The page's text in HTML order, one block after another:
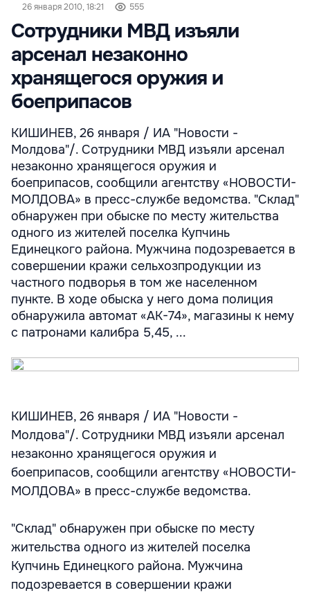
26 января 2010, 18:21 555
Сотрудники МВД изъяли
арсенал незаконно
хранящегося оружия и
боеприпасов
КИШИНЕВ, 26 января / ИА "Новости -
Молдова"/. Сотрудники МВД изъяли арсенал
незаконно хранящегося оружия и
боеприпасов, сообщили агентству «НОВОСТИ-
МОЛДОВА» в пресс-службе ведомства. "Склад"
обнаружен при обыске по месту жительства
одного из жителей поселка Купчинь
Единецкого района. Мужчина подозревается в
совершении кражи сельхозпродукции из
частного подворья в том же населенном
пункте. В ходе обыска у него дома полиция
обнаружила автомат «АК-74», магазины к нему
с патронами калибра 5,45, ...
КИШИНЕВ, 26 января / ИА "Новости -
Молдова"/. Сотрудники МВД изъяли арсенал
незаконно хранящегося оружия и
боеприпасов, сообщили агентству «НОВОСТИ-
МОЛДОВА» в пресс-службе ведомства.
"Склад" обнаружен при обыске по месту
жительства одного из жителей поселка
Купчинь Единецкого района. Мужчина
подозревается в совершении кражи